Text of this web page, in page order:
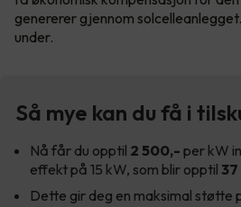
genererer gjennom
under.
Så mye kan du få i
Nå får du opptil 2 500,- per kW
effekt på 15 kW, som blir opptil
Dette gir deg en maksimal støtte